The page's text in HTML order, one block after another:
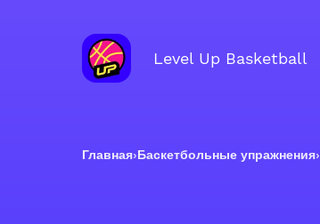
Level Up Basketball
Главная›Баскетбольные упражнения›